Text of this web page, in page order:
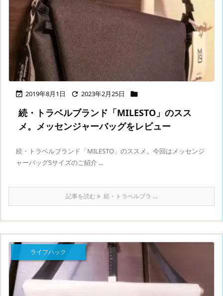
 2019年8月1日  2023年2月25日 
続・トラベルブランド「MILESTO」のスス
メ。メッセンジャーバッグをレビュー
続・トラベルブランド「MILESTO」のススメ。今回はメッセンジ
ャーバッグSサイズのご紹介 ...
記事を読む 続・トラベルブラ ...
ライフハック